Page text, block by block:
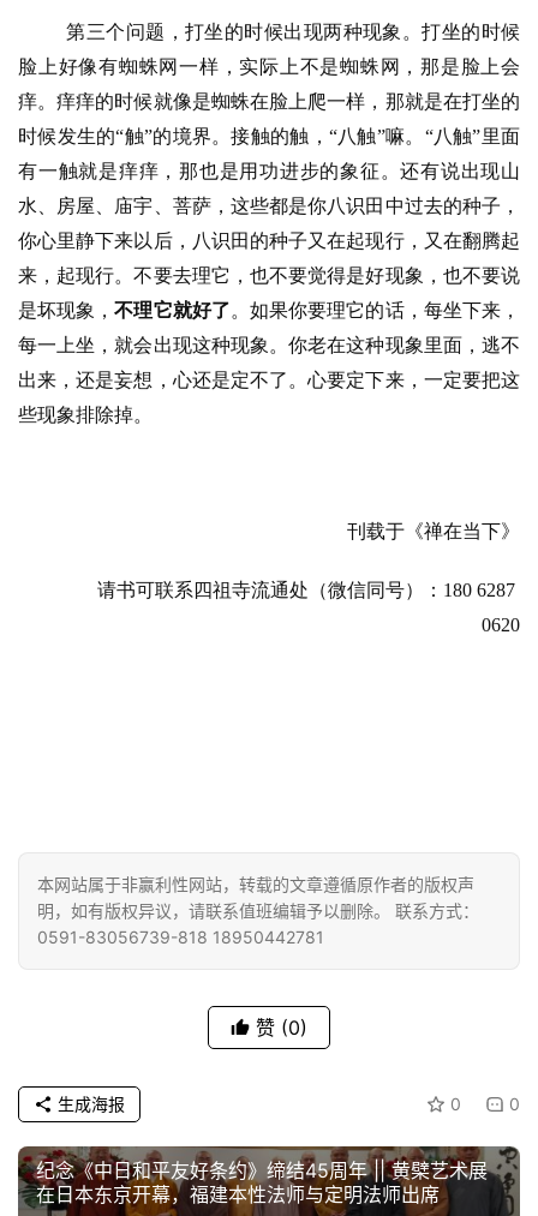
心
乐
菩
提
专
题
公
益
善
纪
录
政
法
规
第三个问题，打坐的时候出现两种现象。打坐的时候
脸上好像有蜘蛛网一样，实际上不是蜘蛛网，那是脸上会
痒。痒痒的时候就像是蜘蛛在脸上爬一样，那就是在打坐的
时候发生的“触”的境界。接触的触，“八触”嘛。“八触”里面
有一触就是痒痒，那也是用功进步的象征。还有说出现山
水、房屋、庙宇、菩萨，这些都是你八识田中过去的种子，
你心里静下来以后，八识田的种子又在起现行，又在翻腾起
来，起现行。不要去理它，也不要觉得是好现象，也不要说
是坏现象，不理它就好了。如果你要理它的话，每坐下来，
每一上坐，就会出现这种现象。你老在这种现象里面，逃不
出来，还是妄想，心还是定不了。心要定下来，一定要把这
些现象排除掉。
刊载于《禅在当下》
请书可联系四祖寺流通处（微信同号）： 180 6287
0620
本网站属于非赢利性网站，转载的文章遵循原作者的版权声
明，如有版权异议，请联系值班编辑予以删除。 联系方式：
0591-83056739-818 18950442781
赞 (0)
0 0
生成海报
纪念《中日和平友好条约》缔结45周年 || 黄檗艺术展
在日本东京开幕，福建本性法师与定明法师出席